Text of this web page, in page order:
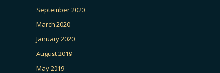
September 2020
March 2020
January 2020
August 2019
May 2019